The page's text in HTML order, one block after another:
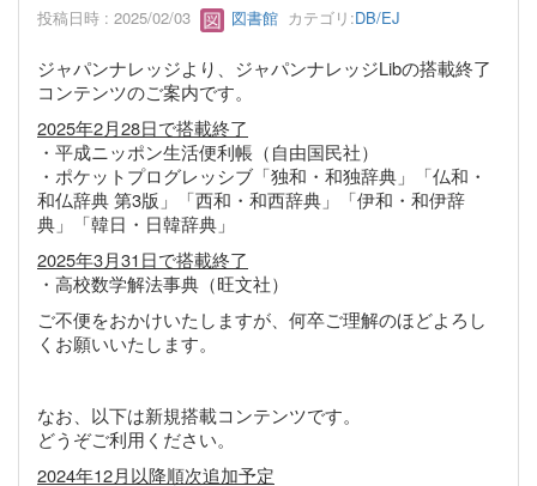
投稿日時 : 2025/02/03 図書館 カテゴリ:DB/EJ
ジャパンナレッジより、ジャパンナレッジLibの搭載終了
コンテンツのご案内です。
2025年2月28日で搭載終了
・平成ニッポン生活便利帳（自由国民社）
・ポケットプログレッシブ「独和・和独辞典」「仏和・
和仏辞典 第3版」「西和・和西辞典」「伊和・和伊辞
典」「韓日・日韓辞典」
2025年3月31日で搭載終了
・高校数学解法事典（旺文社）
ご不便をおかけいたしますが、何卒ご理解のほどよろし
くお願いいたします。
なお、以下は新規搭載コンテンツです。
どうぞご利用ください。
2024年12月以降順次追加予定